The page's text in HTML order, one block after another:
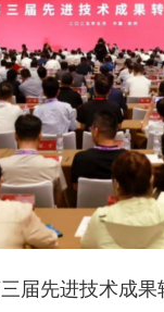
届先进技术成